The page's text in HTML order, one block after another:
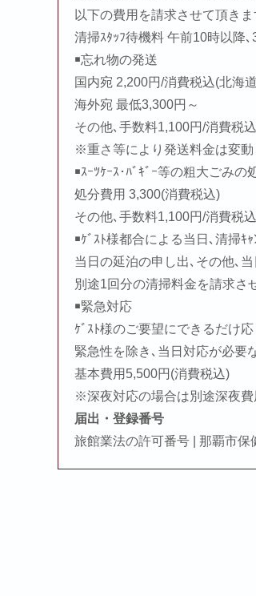
以下の費用を請求させて頂きま
清掃ｽﾀｯﾌ待機料 午前10時以降
￭忘れ物の発送
国内宛 2,200円/消費税込(北海
海外宛 最低3,300円～
その他､手数料1,100円/消費税
※重さ等により発送料金は変動
￭ｽｰﾂｹｰｽ･ﾊﾞｷﾞｰ等の粗大ごみの
処分費用 3,300(消費税込)
その他､手数料1,100円/消費税
￭ｹﾞｽﾄ様都合による当日､清掃ｷｬ
当日の延泊の申し出､その他､
別途1回分の清掃料金を請求さ
￭緊急対応
ｹﾞｽﾄ様のご要望にできるだけ
緊急性を除き､当日対応が必要
基本費用5,500円(消費税込)
※深夜対応の場合は別途深夜費
届出・登録番号
旅館業法の許可番号 | 那覇市保